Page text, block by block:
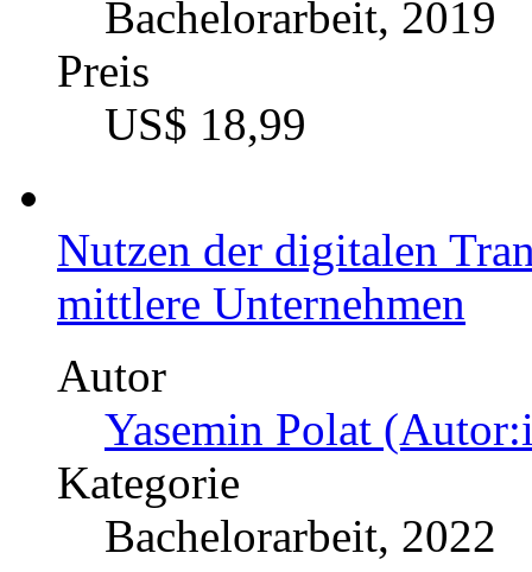
Ebenenübergreifende
Autor
Karoline Weber
Kategorie
Masterarbeit, 2020
Preis
US$ 34,99